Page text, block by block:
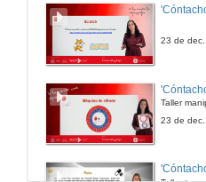
23 de
Taller
23 de